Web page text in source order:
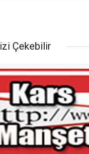
Çekebilir